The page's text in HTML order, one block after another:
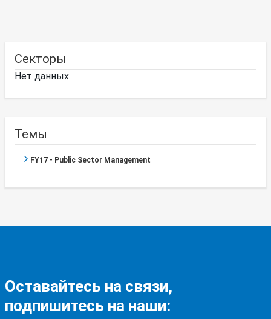
Секторы
Нет данных.
Темы
FY17 - Public Sector Management
Оставайтесь на связи,
подпишитесь на наши: